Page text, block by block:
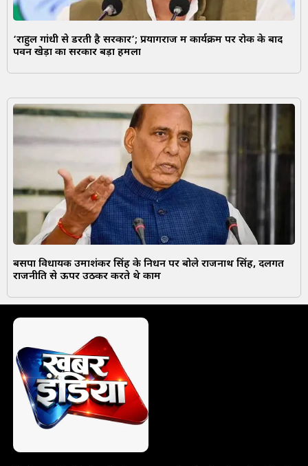
‘राहुल गांधी से डरती है सरकार’; प्रयागराज में कार्यक्रम पर रोक के बाद
पवन खेड़ा का सरकार बड़ा हमला
बसपा विधायक उमाशंकर सिंह के निधन पर बोले राजनाथ सिंह, दलगत
राजनीति से ऊपर उठकर करते थे काम